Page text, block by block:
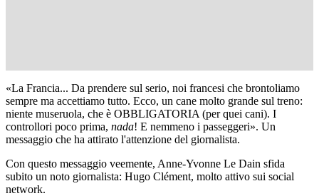
«La Francia... Da prendere sul serio, noi francesi che brontoliamo
sempre ma accettiamo tutto. Ecco, un cane molto grande sul treno:
niente museruola, che è OBBLIGATORIA (per quei cani). I
controllori poco prima, nada! E nemmeno i passeggeri». Un
messaggio che ha attirato l'attenzione del giornalista.
Con questo messaggio veemente, Anne-Yvonne Le Dain sfida
subito un noto giornalista: Hugo Clément, molto attivo sui social
network.